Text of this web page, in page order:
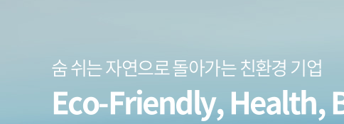
숨 쉬는 자연으로돌아가는 친환경 기업
Eco-Friendly, Health,